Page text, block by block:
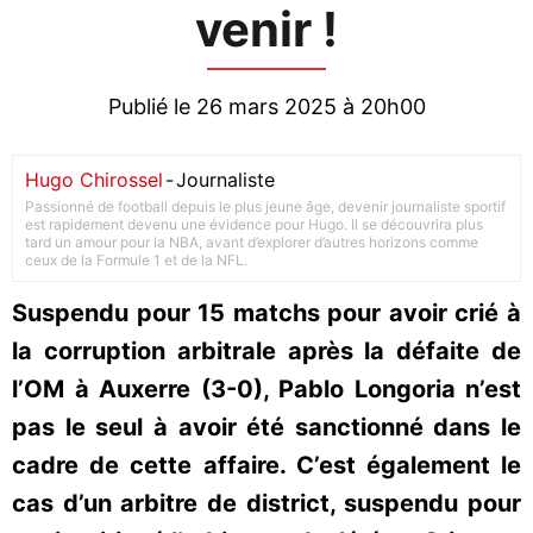
venir !
Publié le 26 mars 2025 à 20h00
Hugo Chirossel -Journaliste
Passionné de football depuis le plus jeune âge, devenir journaliste sportif
est rapidement devenu une évidence pour Hugo. Il se découvrira plus
tard un amour pour la NBA, avant d’explorer d’autres horizons comme
ceux de la Formule 1 et de la NFL.
Suspendu pour 15 matchs pour avoir crié à
la corruption arbitrale après la défaite de
l’OM à Auxerre (3-0), Pablo Longoria n’est
pas le seul à avoir été sanctionné dans le
cadre de cette affaire. C’est également le
cas d’un arbitre de district, suspendu pour